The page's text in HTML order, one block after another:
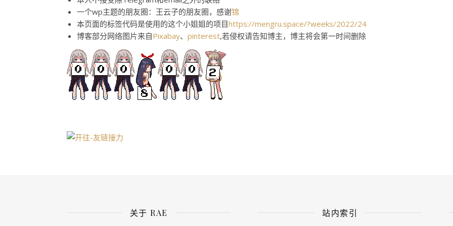
一个wp主题的朋友圈：王云子的朋友圈，感谢锦
本页面的标签代码是使用的这个小姐姐的项目https://mengru.space/?weeks/2022/24
博客部分网络图片来自Pixabay、 pinterest,若侵权请告知博主，博主将会第一时间删除
关于 RAE 站内索引